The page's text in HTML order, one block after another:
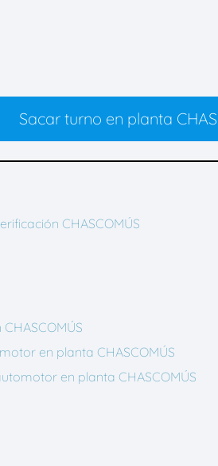
Sacar turno en planta
CHASCOMÚS
en planta CHASCOMÚS
en planta CHASCOMÚS